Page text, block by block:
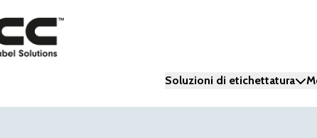
Soluzioni di etichettatura